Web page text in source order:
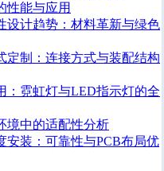
性能与应用
设计趋势：材料革新与绿色
定制：连接方式与装配结构
：霓虹灯与LED指示灯的全
境中的适配性分析
安装：可靠性与PCB布局优